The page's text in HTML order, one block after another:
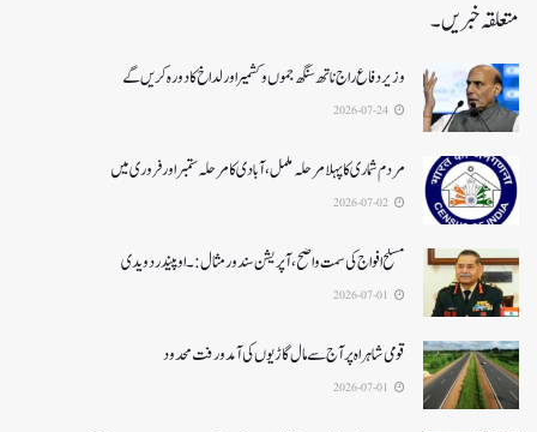
متعلقہ خبریں۔
وزیر دفاع راج ناتھ سنگھ جموں و کشمیر اور لداخ کا دورہ کریں گے
مردم شماری کا پہلا مرحلہ مکمل،آبادی کا مرحلہ ستمبر اور فروری میں
مسلح افواج کی سمت واضح، آپریشن سندورمثال:۔ اوپیندر دویدی
قومی شاہراہ پر آج سے مال گاڑیوں کی آمدورفت محدود